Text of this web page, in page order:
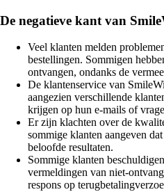
De negatieve kant van
Veel klanten melden
bestellingen. Sommigen
ontvangen, ondanks de
De klantenservice van
aangezien verschillende
krijgen op hun e-mails of
Er zijn klachten over de
sommige klanten aangeven
beloofde resultaten.
Sommige klanten
vermeldingen van niet-
respons op